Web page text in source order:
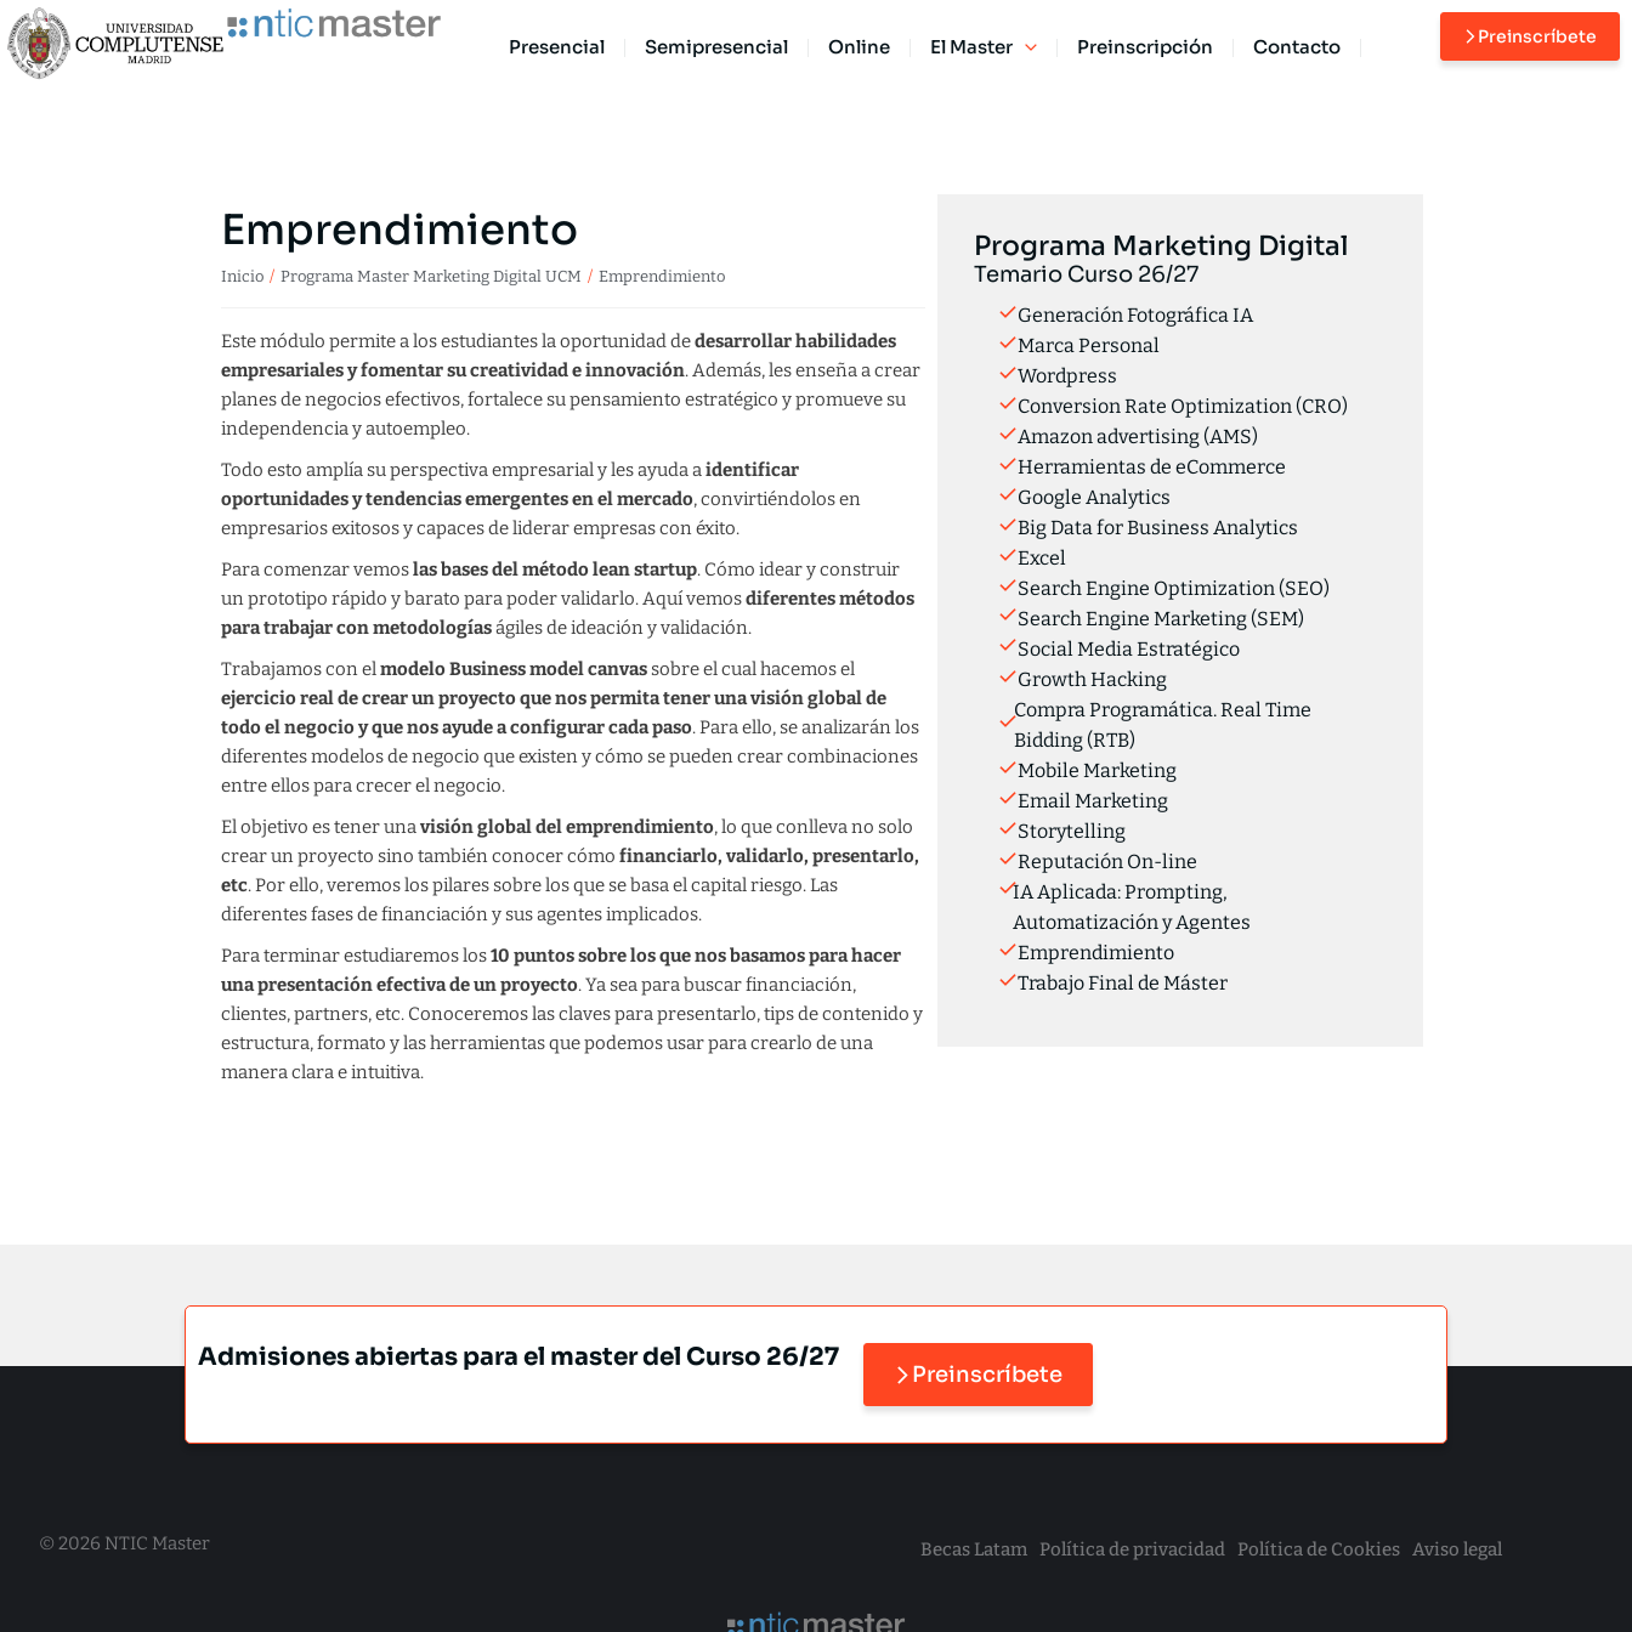
Presencial Semipresencial Online El Master Preinscripción Contacto Preinscríbete
Emprendimiento
Estás aquí:
Inicio Programa Master Marketing Digital UCM Emprendimiento
Este módulo permite a los estudiantes la oportunidad dedesarrollar habilidades
empresariales y fomentar su creatividad e innovación. Además, les enseña a crear
planes de negocios efectivos, fortalece su pensamiento estratégico y promueve su
independencia y autoempleo.
Todo esto amplía su perspectiva empresarial y les ayuda aidentificar
oportunidades y tendencias emergentes en el mercado, convirtiéndolos en
empresarios exitosos y capaces de liderar empresas con éxito.
Para comenzar vemoslas bases del método lean startup. Cómo idear y construir
un prototipo rápido y barato para poder validarlo. Aquí vemosdiferentes métodos
para trabajar con metodologíaságiles de ideación y validación.
Trabajamos con elmodelo Business model canvassobre el cual hacemos el
ejercicio real de crear un proyecto que nos permita tener una visión global de
todo el negocio y que nos ayude a configurar cada paso. Para ello, se analizarán los
diferentes modelos de negocio que existen y cómo se pueden crear combinaciones
entre ellos para crecer el negocio.
El objetivo es tener unavisión global del emprendimiento, lo que conlleva no solo
crear un proyecto sino también conocer cómo financiarlo, validarlo, presentarlo,
etc. Por ello, veremos los pilares sobre los que se basa el capital riesgo. Las
diferentes fases de financiación y sus agentes implicados.
Para terminar estudiaremos los10 puntos sobre los que nos basamos para hacer
una presentación efectiva de un proyecto. Ya sea para buscar financiación,
clientes, partners, etc. Conoceremos las claves para presentarlo, tips de contenido y
estructura, formato y las herramientas que podemos usar para crearlo de una
manera clara e intuitiva.
Programa Marketing Digital
Temario Curso 26/27
Generación Fotográfica IA
Marca Personal
Wordpress
Conversion Rate Optimization (CRO)
Amazon advertising (AMS)
Herramientas de eCommerce
Google Analytics
Big Data for Business Analytics
Excel
Search Engine Optimization (SEO)
Search Engine Marketing (SEM)
Social Media Estratégico
Growth Hacking
Compra Programática. Real Time
Bidding (RTB)
Mobile Marketing
Email Marketing
Storytelling
Reputación On-line
IA Aplicada: Prompting,
Automatización y Agentes
Emprendimiento
Trabajo Final de Máster
Admisiones abiertas para el master del Curso 26/27
Preinscríbete
© 2026 NTIC Master Becas Latam Política de privacidad Política de Cookies Aviso legal